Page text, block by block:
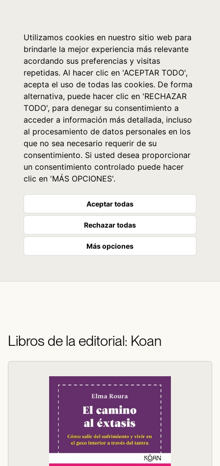
Utilizamos cookies en nuestro sitio web para
brindarle la mejor experiencia más relevante
acordando sus preferencias y visitas
repetidas. Al hacer clic en 'ACEPTAR TODO',
acepta el uso de todas las cookies. De forma
alternativa, puede hacer clic en 'RECHAZAR
TODO', para denegar su consentimiento a
acceder a información más detallada, incluso
al procesamiento de datos personales en los
que no sea necesario requerir de su
consentimiento. Si usted desea proporcionar
un consentimiento controlado puede hacer
clic en 'MÁS OPCIONES'.
Aceptar todas
Rechazar todas
Más opciones
Libros de la editorial: Koan